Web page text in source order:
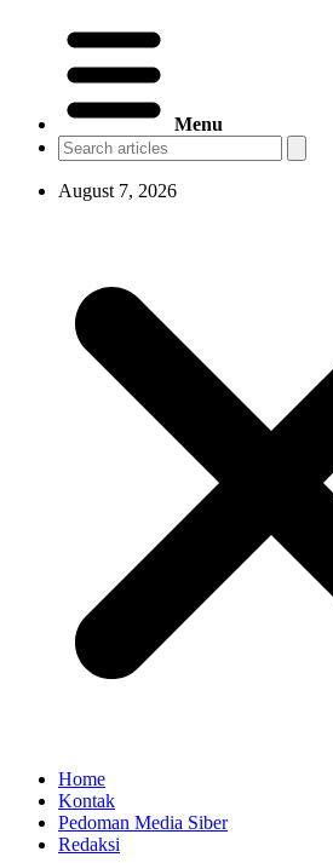
Menu
August 7, 2026
Home
Kontak
Pedoman Media Siber
Redaksi